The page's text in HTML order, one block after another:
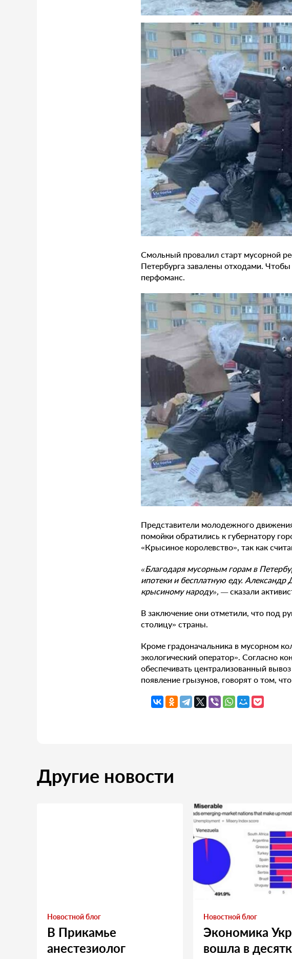
Смольный провалил старт мусорной
Петербурга завалены отходами.
перфоманс.
Представители молодежного
помойки обратились к губернатору
«Крысиное королевство», так как
«Благодаря мусорным горам в
ипотеки и бесплатную еду.
крысиному народу», —сказали
В заключение они отметили, что под
столицу» страны.
Кроме градоначальника в мусорном
экологический оператор». Согласно
обеспечивать централизованный
появление грызунов, говорят о том,
Другие новости
Новостной блог
В Прикамье
анестезиолог
Новостной блог
Экономика
вошла в